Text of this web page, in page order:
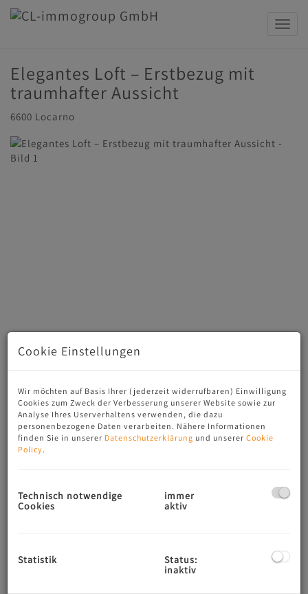
Elegantes Loft – Erstbezug mit
traumhafter Aussicht
6600 Locarno
Elegantes Loft – Erstbezug mit traumhafter Aussicht
Diese neu erbaute Residenz bietet zeitgenösische Archi­
tektur, klare Linien und ein ruhiges Wohnumfeld – in
Cookie Einstellungen
Wir möchten auf Basis Ihrer (jederzeit widerrufbaren) Einwilligung
Cookies zum Zweck der Verbesserung unserer Website sowie zur
Analyse Ihres Userverhaltens verwenden, die dazu
personenbezogene Daten verarbeiten. Nähere Informationen
finden Sie in unserer Datenschutzerklärung und unserer Cookie
Policy.
Technisch notwendige
Cookies
immer
aktiv
Statistik
Status:
inaktiv